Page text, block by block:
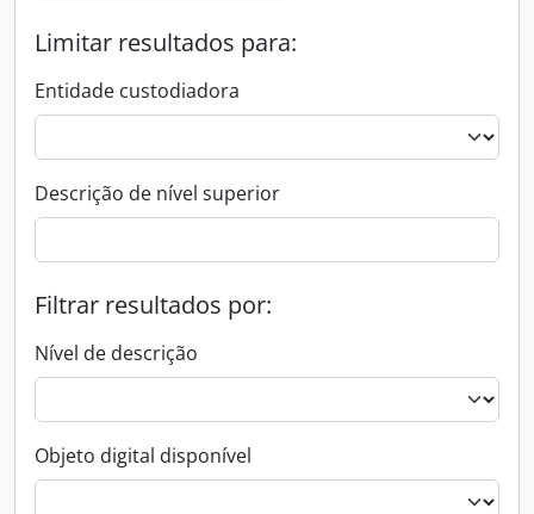
Limitar resultados para:
Entidade custodiadora
Descrição de nível superior
Filtrar resultados por:
Nível de descrição
Objeto digital disponível